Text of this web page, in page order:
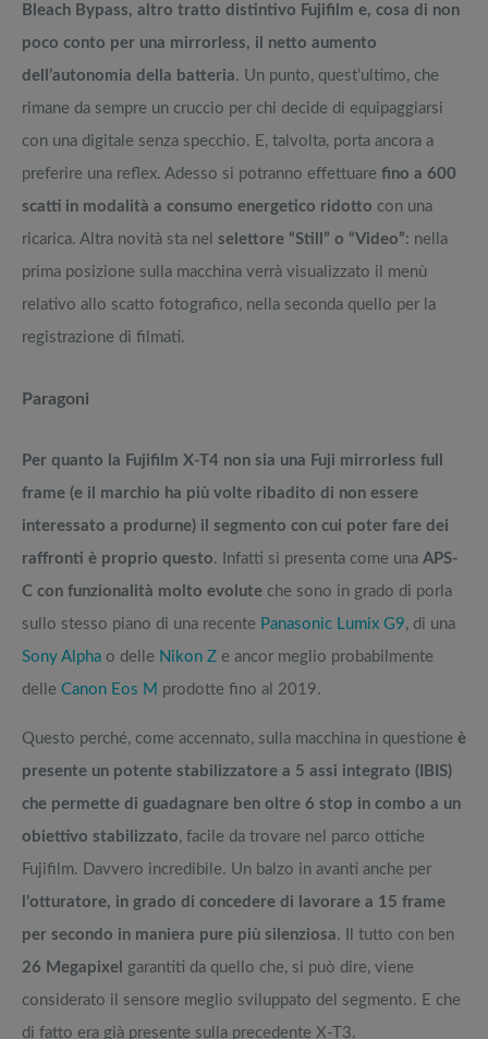
Bleach Bypass, altro tratto distintivo Fujifilm e, cosa di non
poco conto per una mirrorless, il netto aumento
dell’autonomia della batteria. Un punto, quest’ultimo, che
rimane da sempre un cruccio per chi decide di equipaggiarsi
con una digitale senza specchio. E, talvolta, porta ancora a
preferire una reflex. Adesso si potranno effettuare fino a 600
scatti in modalità a consumo energetico ridotto con una
ricarica. Altra novità sta nel selettore “Still” o “Video”: nella
prima posizione sulla macchina verrà visualizzato il menù
relativo allo scatto fotografico, nella seconda quello per la
registrazione di filmati.
Paragoni
Per quanto la Fujifilm X-T4 non sia una Fuji mirrorless full
frame (e il marchio ha più volte ribadito di non essere
interessato a produrne) il segmento con cui poter fare dei
raffronti è proprio questo. Infatti si presenta come una APS-
C con funzionalità molto evolute che sono in grado di porla
sullo stesso piano di una recente Panasonic Lumix G9, di una
Sony Alpha o delle Nikon Z e ancor meglio probabilmente
delle Canon Eos M prodotte fino al 2019.
Questo perché, come accennato, sulla macchina in questione è
presente un potente stabilizzatore a 5 assi integrato (IBIS)
che permette di guadagnare ben oltre 6 stop in combo a un
obiettivo stabilizzato, facile da trovare nel parco ottiche
Fujifilm. Davvero incredibile. Un balzo in avanti anche per
l’otturatore, in grado di concedere di lavorare a 15 frame
per secondo in maniera pure più silenziosa. Il tutto con ben
26 Megapixel garantiti da quello che, si può dire, viene
considerato il sensore meglio sviluppato del segmento. E che
di fatto era già presente sulla precedente X-T3.